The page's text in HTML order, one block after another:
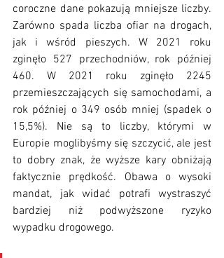
coroczne dane pokazują mniejsze liczby.
Zarówno spada liczba ofiar na drogach,
jak i wśród pieszych. W 2021 roku
zginęło 527 przechodniów, rok później
460. W 2021 roku zginęło 2245
przemieszczających się samochodami, a
rok później o 349 osób mniej (spadek o
15,5%). Nie są to liczby, którymi w
Europie moglibyśmy się szczycić, ale jest
to dobry znak, że wyższe kary obniżają
faktycznie prędkość. Obawa o wysoki
mandat, jak widać potrafi wystraszyć
bardziej niż podwyższone ryzyko
wypadku drogowego.